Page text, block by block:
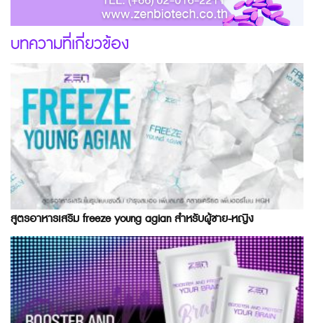
บทความที่เกี่ยวข้อง
สูตรอาหารเสริม freeze young agian สำหรับผู้ชาย-หญิง